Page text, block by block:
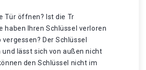
Tür öffnen? Ist die Tr
haben Ihren Schlüssel verloren
Der Schlüssel
lässt sich von außen nicht
den Schlüssel nicht im